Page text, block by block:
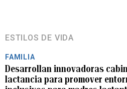
ESTILOS DE VIDA
FAMILIA
Desarrollan innovadoras
lactancia para promover